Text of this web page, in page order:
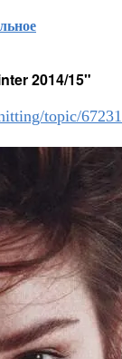
2014/15"
topic/